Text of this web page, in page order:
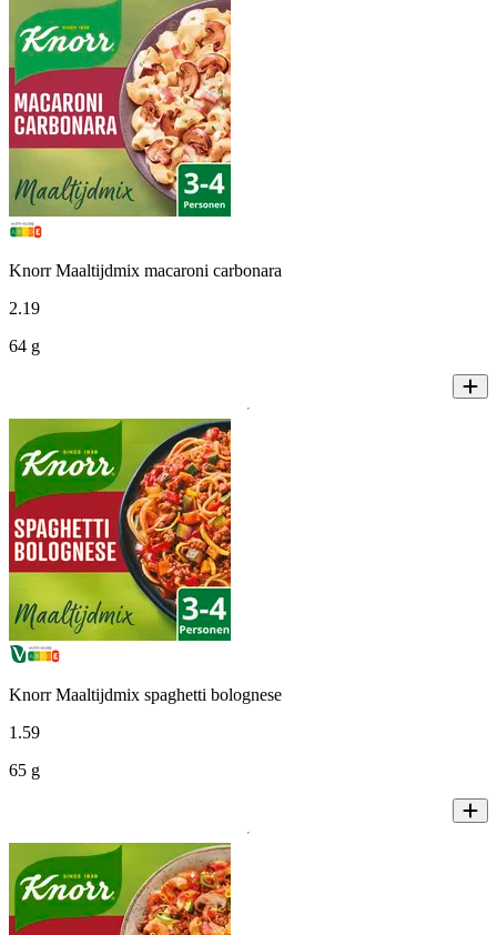
Knorr Maaltijdmix macaroni carbonara
2.19
64 g
Knorr Maaltijdmix spaghetti bolognese
1 .59
65 g